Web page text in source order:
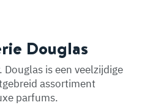
Douglas
Douglas is een veelzijdige
assortiment
parfums.